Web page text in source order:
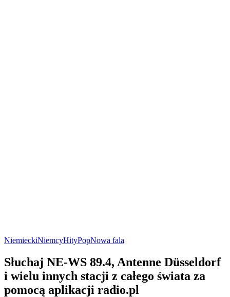
NiemieckiNiemcyHityPopNowa fala
Słuchaj NE-WS 89.4, Antenne Düsseldorf
i wielu innych stacji z całego świata za
pomocą aplikacji radio.pl